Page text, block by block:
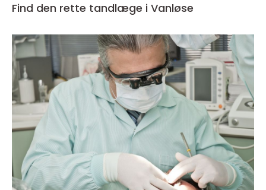
Find den rette tandlæge i Vanløse